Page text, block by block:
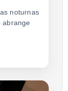
noturnas
abrange